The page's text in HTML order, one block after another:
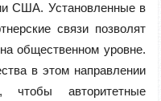
США. Установленные в
связи позволят
общественном уровне.
в этом направлении
авторитетные